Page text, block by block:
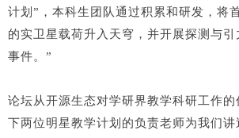
计划”，本科生团队通过积累和研发，将
的实卫星载荷升入天穹，并开展探测与
事件。”
论坛从开源生态对学研界教学科研工作的
下两位明星教学计划的负责老师为我们